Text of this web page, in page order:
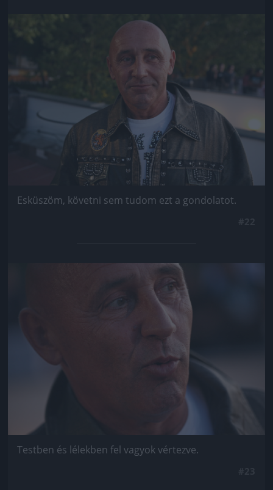
Jön még kép!
Esküszöm, követni sem tudom ezt a gondolatot.
Jön még kép!
Testben és lélekben fel vagyok vértezve.